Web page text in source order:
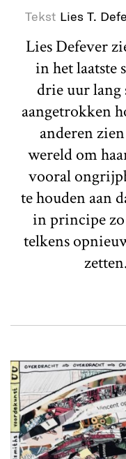
Tekst Lies T.
Lies Defever
in het laatste
drie uur lang
aangetrokken
anderen
wereld om
vooral
te houden aan
in principe
telkens
zetten.